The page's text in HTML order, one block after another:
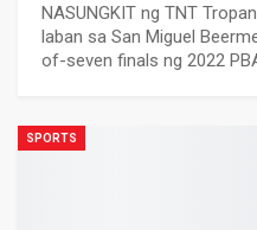
NASUNGKIT ng TNT
laban sa San Miguel
of-seven finals ng 2022
SPORTS